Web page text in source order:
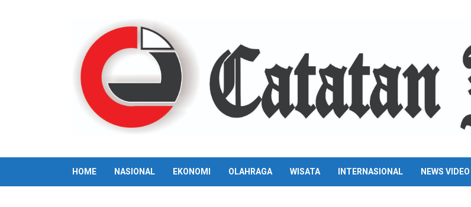
HOME NASIONAL EKONOMI OLAHRAGA WISATA INTERNASIONAL NEWS VIDEO